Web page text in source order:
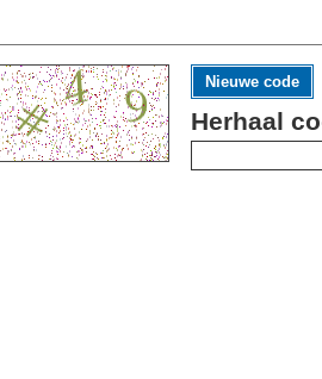
Nieuwe code
Herhaal